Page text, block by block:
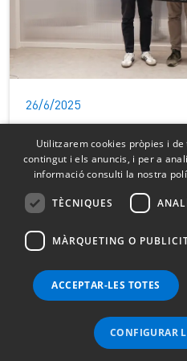
26/6/2025
Arcalís 2025:
40 pilots inscrits
Fes-te
Utilitzarem cookies pròpies i
contingut i els anuncis, i per a
informació consulti la nostra
TÈCNIQUES
MÀRQUETING O
ACCEPTAR-LES TOTES
CONFIGURAR